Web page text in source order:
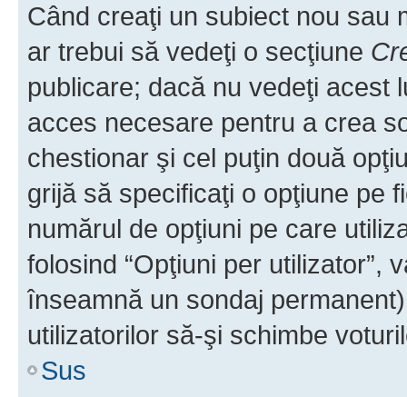
Când creaţi un subiect nou sau
ar trebui să vedeţi o secţiune
publicare; dacă nu vedeţi acest
acces necesare pentru a crea
chestionar şi cel puţin două
grijă să specificaţi o opţiune pe
numărul de opţiuni pe care
folosind “Opţiuni per utilizator”,
înseamnă un sondaj
utilizatorilor să-şi schimbe
Sus